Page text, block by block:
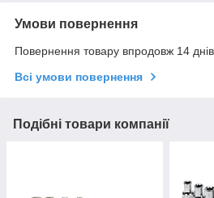
Умови повернення
Повернення товару впродовж 14
Всі умови повернення
Подібні товари компанії